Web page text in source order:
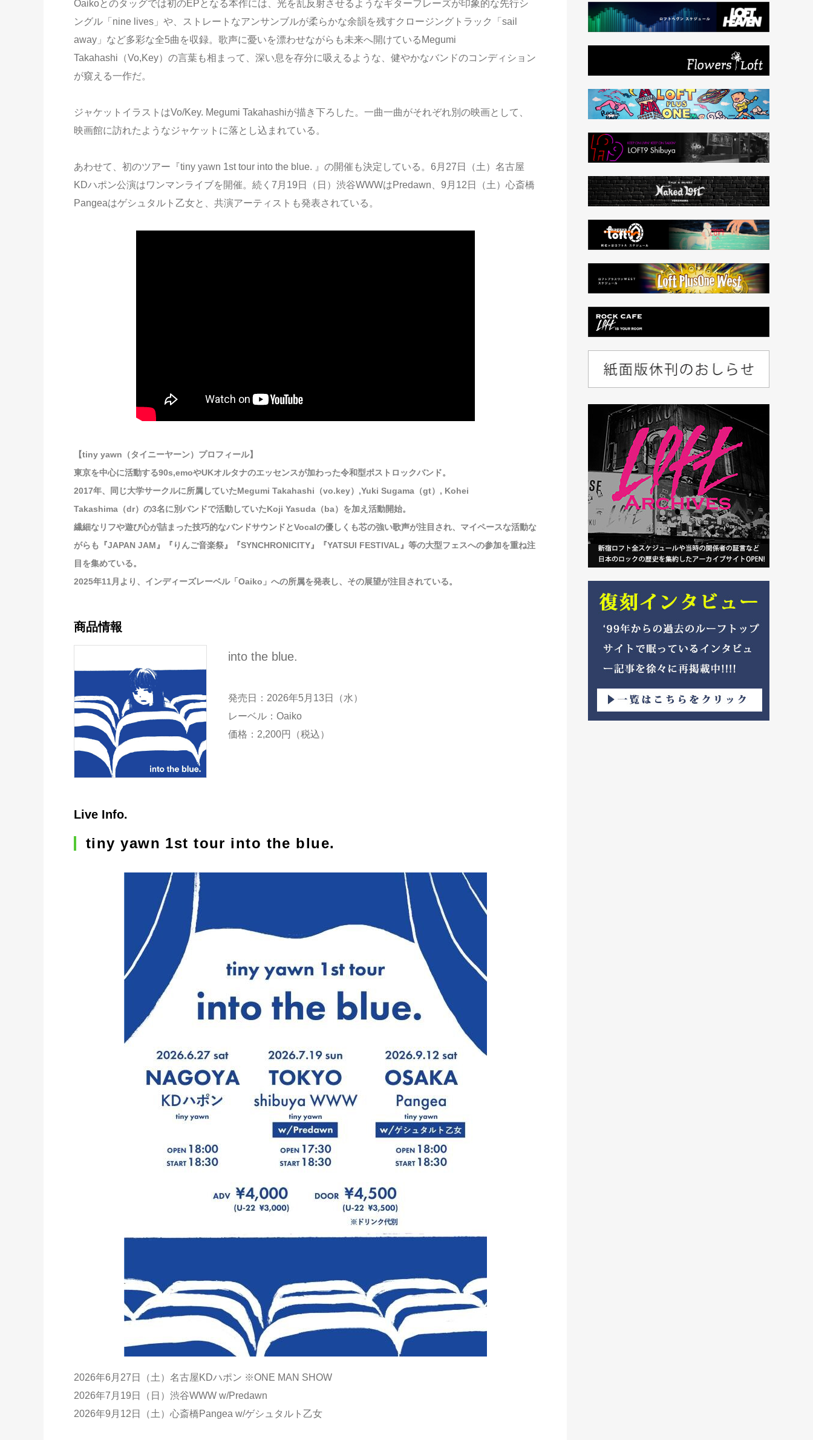
Oaikoとのタッグでは初のEPとなる本作には、光を乱反射させるようなギターフレーズが印象的な先行シ
ングル「nine lives」や、ストレートなアンサンブルが柔らかな余韻を残すクロージングトラック「sail
away」など多彩な全5曲を収録。歌声に憂いを漂わせながらも未来へ開けているMegumi
Takahashi（Vo,Key）の言葉も相まって、深い息を存分に吸えるような、健やかなバンドのコンディション
が窺える一作だ。
ジャケットイラストはVo/Key. Megumi Takahashiが描き下ろした。一曲一曲がそれぞれ別の映画として、
映画館に訪れたようなジャケットに落とし込まれている。
あわせて、初のツアー『tiny yawn 1st tour into the blue. 』の開催も決定している。6月27日（土）名古屋
KDハポン公演はワンマンライブを開催。続く7月19日（日）渋谷WWWはPredawn、9月12日（土）心斎橋
Pangeaはゲシュタルト乙女と、共演アーティストも発表されている。
【tiny yawn（タイニーヤーン）プロフィール】
東京を中心に活動する90s,emoやUKオルタナのエッセンスが加わった令和型ポストロックバンド。
2017年、同じ大学サークルに所属していたMegumi Takahashi（vo.key）,Yuki Sugama（gt）, Kohei
Takashima（dr）の3名に別バンドで活動していたKoji Yasuda（ba）を加え活動開始。
繊細なリフや遊び心が詰まった技巧的なバンドサウンドとVocalの優しくも芯の強い歌声が注目され、マイペースな活動な
がらも『JAPAN JAM』『りんご音楽祭』『SYNCHRONICITY』『YATSUI FESTIVAL』等の大型フェスへの参加を重ね注
目を集めている。
2025年11月より、インディーズレーベル「Oaiko」への所属を発表し、その展望が注目されている。
商品情報
into the blue.
発売日：2026年5月13日（水）
レーベル：Oaiko
価格：2,200円（税込）
Live Info.
tiny yawn 1st tour into the blue.
2026年6月27日（土）名古屋KDハポン ※ONE MAN SHOW
2026年7月19日（日）渋谷WWW w/Predawn
2026年9月12日（土）心斎橋Pangea w/ゲシュタルト乙女